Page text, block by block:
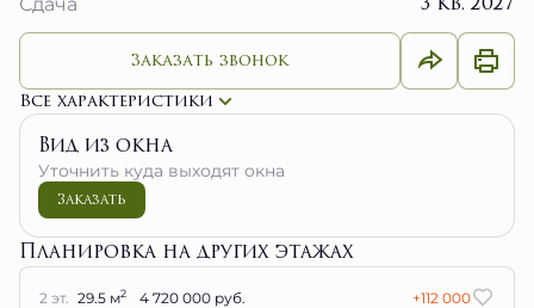
Заказать звонок
Все характеристики
Вид из окна
Уточнить куда выходят окна
Заказать
Планировка на других этажах
2 эт. 29.5 м2 4 720 000 руб. +112 000